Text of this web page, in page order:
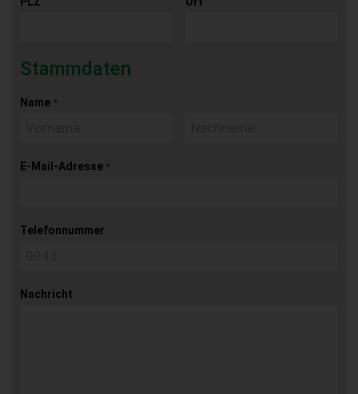
Stammdaten
Name *
E-Mail-Adresse *
Telefonnummer
Nachricht